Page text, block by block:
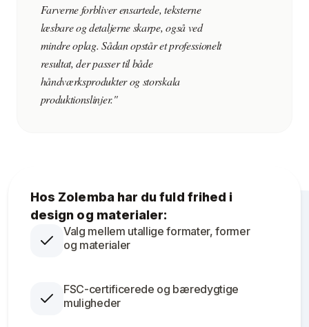
Farverne forbliver ensartede, teksterne
læsbare og detaljerne skarpe, også ved
mindre oplag. Sådan opstår et professionelt
resultat, der passer til både
håndværksprodukter og storskala
produktionslinjer."
Hos Zolemba har du fuld frihed i
design og materialer:
Valg mellem utallige formater, former
og materialer
FSC-certificerede og bæredygtige
muligheder